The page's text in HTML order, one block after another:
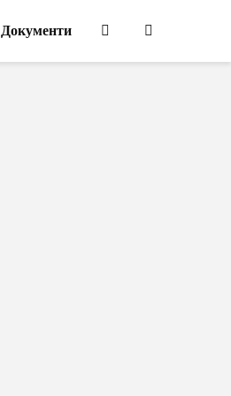
Документи